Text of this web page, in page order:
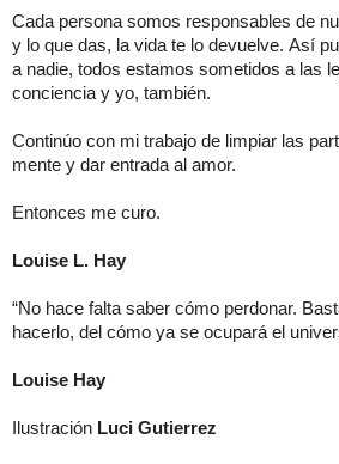
Cada persona somos responsables de
y lo que das, la vida te lo devuelve. Así
a nadie, todos estamos sometidos a las
conciencia y yo, también.
Continúo con mi trabajo de limpiar las
mente y dar entrada al amor.
Entonces me curo.
Louise L. Hay
“No hace falta saber cómo perdonar.
hacerlo, del cómo ya se ocupará el
Louise Hay
Ilustración Luci Gutierrez